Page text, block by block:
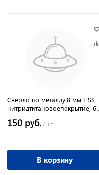
Сверло по металлу 8 мм HSS
нитридтитановоепокрытие, 6-
150 руб. / шт
В корзину